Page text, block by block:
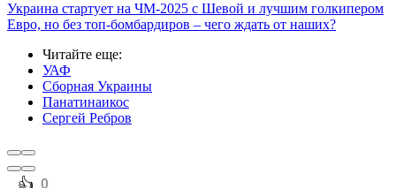
Украина стартует на ЧМ-2025 с Шевой и лучшим голкипером
Евро, но без топ-бомбардиров – чего ждать от наших?
Читайте еще:
УАФ
Сборная Украины
Панатинаикос
Сергей Ребров
0